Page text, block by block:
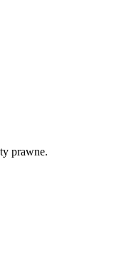
prawne.